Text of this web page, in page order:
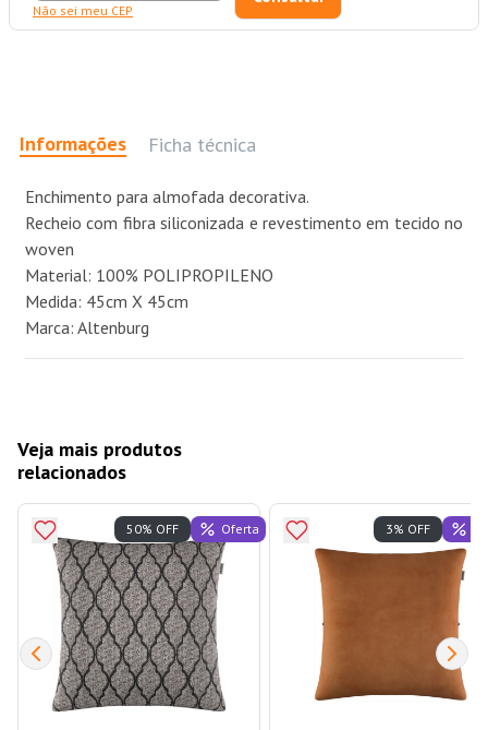
Não sei meu CEP
Informações Ficha técnica
Enchimento para almofada decorativa.
Recheio com fibra siliconizada e revestimento em tecido no
woven
Material: 100% POLIPROPILENO
Medida: 45cm X 45cm
Marca: Altenburg
Veja mais produtos
relacionados
50% OFF Oferta 3% OFF